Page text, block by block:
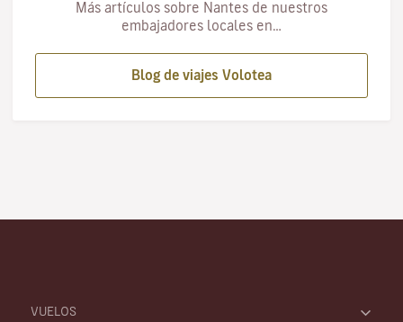
Más artículos sobre Nantes de nuestros
embajadores locales en…
Blog de viajes Volotea
VUELOS